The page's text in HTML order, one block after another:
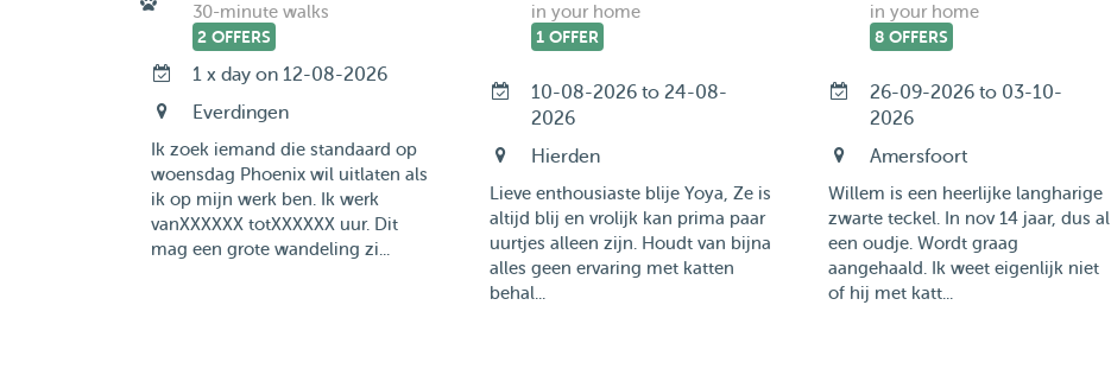
30-minute walks
2 OFFERS
1 x day on 12-08-2026
Everdingen
Ik zoek iemand die standaard op
woensdag Phoenix wil uitlaten als
ik op mijn werk ben. Ik werk
vanXXXXXX totXXXXXX uur. Dit
mag een grote wandeling zi...
in your home
1 OFFER
10-08-2026 to 24-08-
2026
Hierden
Lieve enthousiaste blije Yoya, Ze is
altijd blij en vrolijk kan prima paar
uurtjes alleen zijn. Houdt van bijna
alles geen ervaring met katten
behal...
in your home
8 OFFERS
26-09-2026 to 03-10-
2026
Amersfoort
Willem is een heerlijke langharige
zwarte teckel. In nov 14 jaar, dus al
een oudje. Wordt graag
aangehaald. Ik weet eigenlijk niet
of hij met katt...